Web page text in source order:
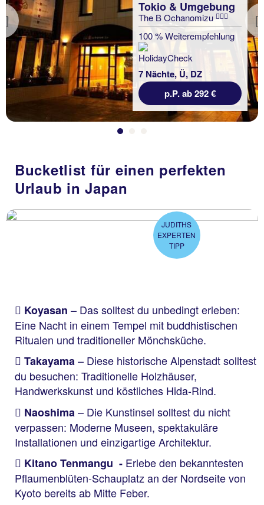
Previous
Tokio & Umgebung
The B Ochanomizu
100 % Weiterempfehlung
7 Nächte, Ü, DZ
p.P. ab 292 €
Bucketlist für einen perfekten
Urlaub in Japan
JUDITHS
EXPERTEN
TIPP
Koyasan – Das solltest du unbedingt erleben:
Eine Nacht in einem Tempel mit buddhistischen
Ritualen und traditioneller Mönchsküche.
Takayama– Diese historische Alpenstadt solltest
du besuchen: Traditionelle Holzhäuser,
Handwerkskunst und köstliches Hida-Rind.
Naoshima– Die Kunstinsel solltest du nicht
verpassen: Moderne Museen, spektakuläre
Installationen und einzigartige Architektur.
Kitano Tenmangu - Erlebe den bekanntesten
Pflaumenblüten-Schauplatz an der Nordseite von
Kyoto bereits ab Mitte Feber.